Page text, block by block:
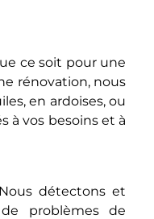
ce soit pour une
rénovation, nous
en ardoises, ou
à vos besoins et à
détectons et
problèmes de